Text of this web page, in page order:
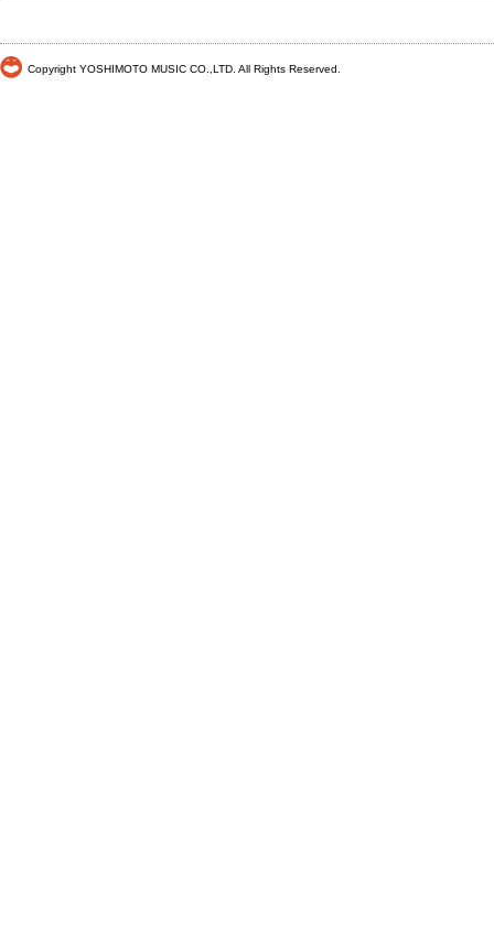
Copyright YOSHIMOTO MUSIC CO.,LTD. All Rights Reserved.